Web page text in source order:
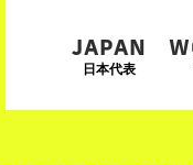
JAPAN
日本代表